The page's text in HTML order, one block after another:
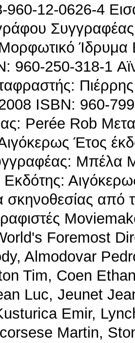
960-12-0626-4
Ίδρυμα
960-250-318-1
ISBN: 960-
Perée Rob
Έτος
Μπέλα
από
Foremost
Almodovar
Tim, Coen
Luc, Jeunet
Emir,
Martin,